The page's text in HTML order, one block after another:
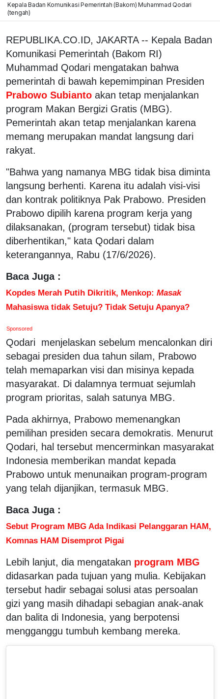
Kepala Badan Komunikasi Pemerintah (Bakom) Muhammad Qodari
(tengah)
REPUBLIKA.CO.ID, JAKARTA -- Kepala Badan
Komunikasi Pemerintah (Bakom RI)
Muhammad Qodari mengatakan bahwa
pemerintah di bawah kepemimpinan Presiden
Prabowo Subianto akan tetap menjalankan
program Makan Bergizi Gratis (MBG).
Pemerintah akan tetap menjalankan karena
memang merupakan mandat langsung dari
rakyat.
"Bahwa yang namanya MBG tidak bisa diminta
langsung berhenti. Karena itu adalah visi-visi
dan kontrak politiknya Pak Prabowo. Presiden
Prabowo dipilih karena program kerja yang
dilaksanakan, (program tersebut) tidak bisa
diberhentikan," kata Qodari dalam
keterangannya, Rabu (17/6/2026).
Baca Juga :
Kopdes Merah Putih Dikritik, Menkop: Masak
Mahasiswa tidak Setuju? Tidak Setuju Apanya?
Sponsored
Qodari menjelaskan sebelum mencalonkan diri
sebagai presiden dua tahun silam, Prabowo
telah memaparkan visi dan misinya kepada
masyarakat. Di dalamnya termuat sejumlah
program prioritas, salah satunya MBG.
Pada akhirnya, Prabowo memenangkan
pemilihan presiden secara demokratis. Menurut
Qodari, hal tersebut mencerminkan masyarakat
Indonesia memberikan mandat kepada
Prabowo untuk menunaikan program-program
yang telah dijanjikan, termasuk MBG.
Baca Juga :
Sebut Program MBG Ada Indikasi Pelanggaran HAM,
Komnas HAM Disemprot Pigai
Lebih lanjut, dia mengatakan program MBG
didasarkan pada tujuan yang mulia. Kebijakan
tersebut hadir sebagai solusi atas persoalan
gizi yang masih dihadapi sebagian anak-anak
dan balita di Indonesia, yang berpotensi
mengganggu tumbuh kembang mereka.